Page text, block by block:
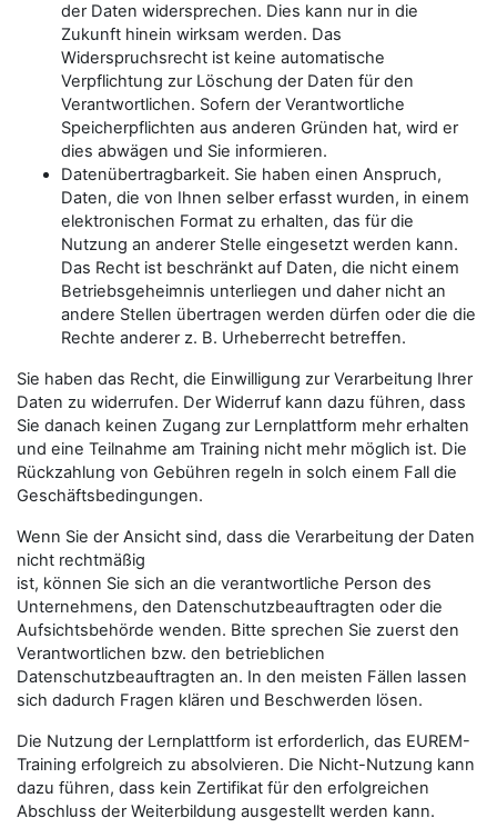
der Daten widersprechen. Dies kann nur in die
Zukunft hinein wirksam werden. Das
Widerspruchsrecht ist keine automatische
Verpflichtung zur Löschung der Daten für den
Verantwortlichen. Sofern der Verantwortliche
Speicherpflichten aus anderen Gründen hat, wird er
dies abwägen und Sie informieren.
Datenübertragbarkeit. Sie haben einen Anspruch,
Daten, die von Ihnen selber erfasst wurden, in einem
elektronischen Format zu erhalten, das für die
Nutzung an anderer Stelle eingesetzt werden kann.
Das Recht ist beschränkt auf Daten, die nicht einem
Betriebsgeheimnis unterliegen und daher nicht an
andere Stellen übertragen werden dürfen oder die die
Rechte anderer z. B. Urheberrecht betreffen.
Sie haben das Recht, die Einwilligung zur Verarbeitung Ihrer
Daten zu widerrufen. Der Widerruf kann dazu führen, dass
Sie danach keinen Zugang zur Lernplattform mehr erhalten
und eine Teilnahme am Training nicht mehr möglich ist. Die
Rückzahlung von Gebühren regeln in solch einem Fall die
Geschäftsbedingungen.
Wenn Sie der Ansicht sind, dass die Verarbeitung der Daten
nicht rechtmäßig
ist, können Sie sich an die verantwortliche Person des
Unternehmens, den Datenschutzbeauftragten oder die
Aufsichtsbehörde wenden. Bitte sprechen Sie zuerst den
Verantwortlichen bzw. den betrieblichen
Datenschutzbeauftragten an. In den meisten Fällen lassen
sich dadurch Fragen klären und Beschwerden lösen.
Die Nutzung der Lernplattform ist erforderlich, das EUREM-
Training erfolgreich zu absolvieren. Die Nicht-Nutzung kann
dazu führen, dass kein Zertifikat für den erfolgreichen
Abschluss der Weiterbildung ausgestellt werden kann.